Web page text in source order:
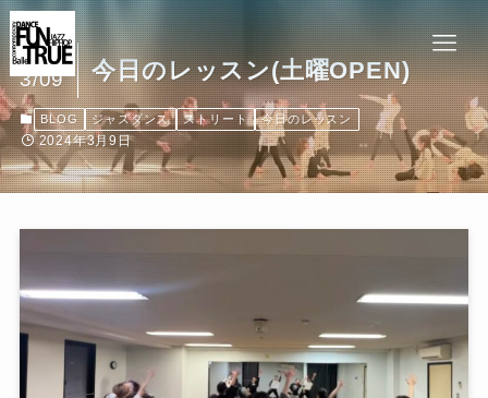
今日のレッスン(土曜OPEN)
2024
3/09
BLOG ジャズダンス ストリート 今日のレッスン
2024年3月9日